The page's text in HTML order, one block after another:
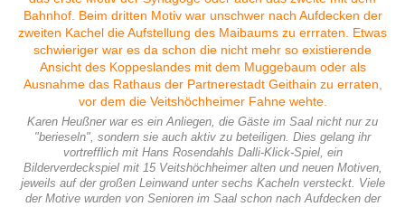
Karen Heußner war es ein Anliegen, die Gäste im Saal nicht nur zu
"berieseln", sondern sie auch aktiv zu beteiligen. Dies gelang ihr
vortrefflich mit Hans Rosendahls Dalli-Klick-Spiel, ein
Bilderverdeckspiel mit 15 Veitshöchheimer alten und neuen Motiven,
jeweils auf der großen Leinwand unter sechs Kacheln versteckt. Viele
der Motive wurden von Senioren im Saal schon nach Aufdecken der